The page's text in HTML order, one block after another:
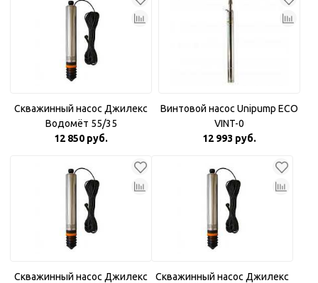
Скважинный насос Джилекс
Водомёт 55/35
12 850 руб.
Винтовой насос Unipump ECO
VINT-0
12 993 руб.
Скважинный насос Джилекс
Скважинный насос Джилекс